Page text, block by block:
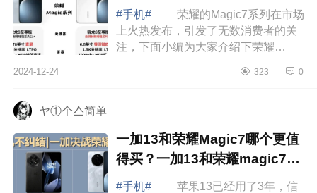
#手机#
荣耀的Magic7系列在市场
上火热发布，引发了无数消费者的关
注，下面小编为大家介绍下荣耀
和7pro有什么区别 荣耀magic7和
2024-12-24 323 0
ヤ①个亼简单
一加13和荣耀Magic7哪个更值
得买？一加13和荣耀magic7哪
个更护眼
#手机#
苹果13已经用了3年，信